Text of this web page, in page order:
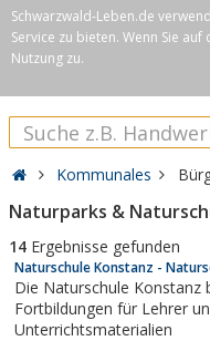
Schwarzwald-Leben.de
Service zu bieten. Wenn Sie
Nutzung zu.
Kommunales
Naturparks &
14 Ergebnisse gefunden
Naturschule Konstanz -
Die Naturschule Konstanz
Fortbildungen für Lehrer
Unterrichtsmaterialien